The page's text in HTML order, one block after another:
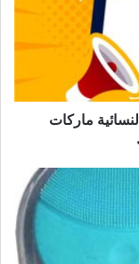
ماركات